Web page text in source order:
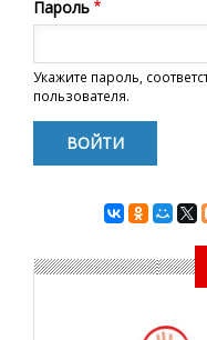
Пароль
Укажите пароль,
пользователя.